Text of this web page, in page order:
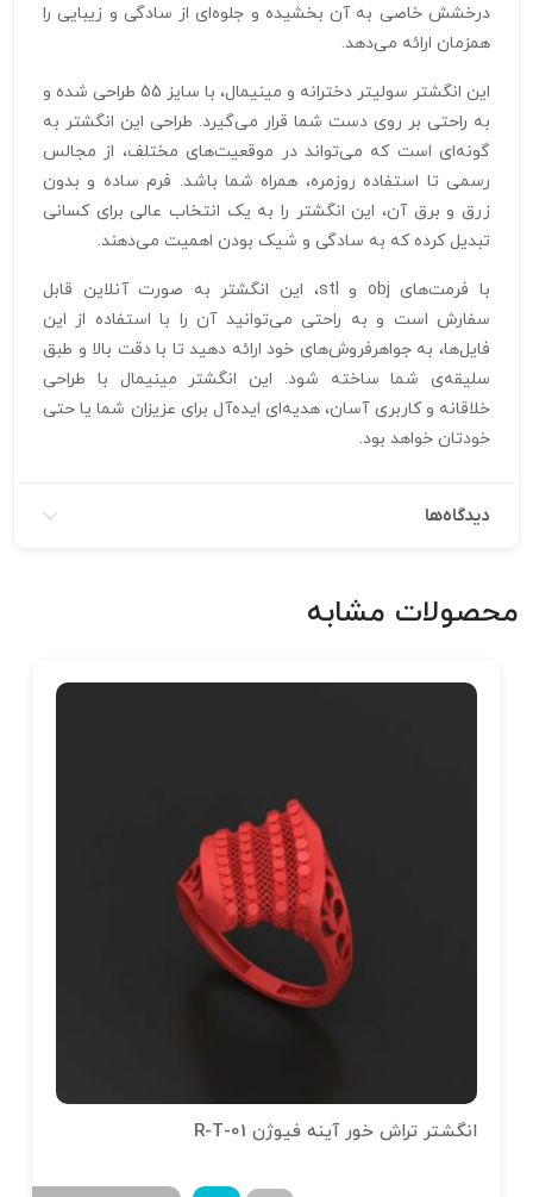
درخشش خاصی به آن بخشیده و جلوه‌ای از سادگی و زیبایی را
همزمان ارائه می‌دهد.
این انگشتر سولیتر دخترانه و مینیمال، با سایز 55 طراحی شده و
به راحتی بر روی دست شما قرار می‌گیرد. طراحی این انگشتر به
گونه‌ای است که می‌تواند در موقعیت‌های مختلف، از مجالس
رسمی تا استفاده روزمره، همراه شما باشد. فرم ساده و بدون
زرق و برق آن، این انگشتر را به یک انتخاب عالی برای کسانی
تبدیل کرده که به سادگی و شیک بودن اهمیت می‌دهند.
با فرمت‌های obj و stl، این انگشتر به صورت آنلاین قابل
سفارش است و به راحتی می‌توانید آن را با استفاده از این
فایل‌ها، به جواهرفروش‌های خود ارائه دهید تا با دقت بالا و طبق
سلیقه‌ی شما ساخته شود. این انگشتر مینیمال با طراحی
خلاقانه و کاربری آسان، هدیه‌ای ایده‌آل برای عزیزان شما یا حتی
خودتان خواهد بود.
دیدگاه‌ها
محصولات مشابه
انگشتر تراش خور آینه فیوژن R-T-01